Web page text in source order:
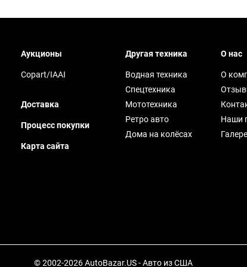
Аукционы
Copart/IAAI
Доставка
Процесс покупки
Карта сайта
Другая техника
Водная техника
Спецтехника
Мототехника
Ретро авто
Дома на колёсах
О нас
О
Наши
© 2002-2026 AutoBazar.US - Авто из США